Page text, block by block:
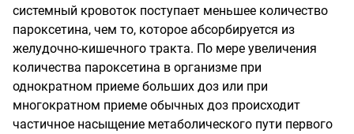
системный кровоток поступает меньшее количество
пароксетина, чем то, которое абсорбируется из
желудочно-кишечного тракта. По мере увеличения
количества пароксетина в организме при
однократном приеме больших доз или при
многократном приеме обычных доз происходит
частичное насыщение метаболического пути первого